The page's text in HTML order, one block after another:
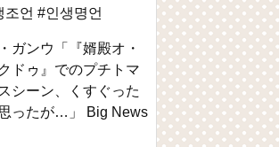
조언 #인생명언
ガンウ「『婿殿オ・
ドゥ』でのプチトマ
シーン、くすぐった
ったが…」 Big News